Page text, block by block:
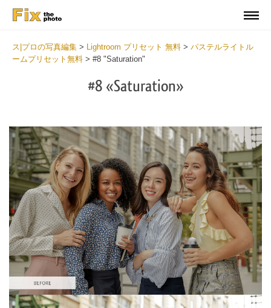
ス|プロの写真編集 > Lightroom プリセット 無料 > パステルライトル
ームプリセット無料 > #8 "Saturation"
#8 «Saturation»
選んでください